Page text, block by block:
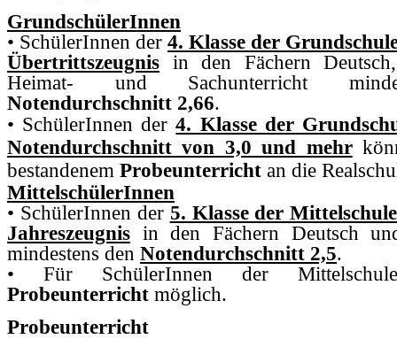
GrundschülerInnen
• SchülerInnen der 4. Klasse der
Übertrittszeugnis in den Fächern
Heimat- und Sachunterricht
Notendurchschnitt 2,66.
• SchülerInnen der4. Klasse der
Notendurchschnitt von 3,0 und mehr
bestandenem Probeunterricht an die
MittelschülerInnen
• SchülerInnen der 5. Klasse der Mittelschule
Jahreszeugnis in den Fächern Deutsch
mindestens den Notendurchschnitt 2,5.
• Für SchülerInnen der
Probeunterricht möglich.
Probeunterricht